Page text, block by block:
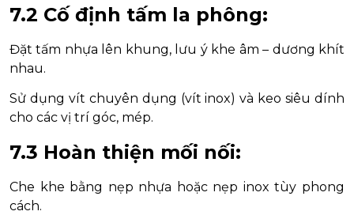
7.2 Cố định tấm la phông:
Đặt tấm nhựa lên khung, lưu ý khe âm – dương khít
nhau.
Sử dụng vít chuyên dụng (vít inox) và keo siêu dính
cho các vị trí góc, mép.
7.3 Hoàn thiện mối nối:
Che khe bằng nẹp nhựa hoặc nẹp inox tùy phong
cách.